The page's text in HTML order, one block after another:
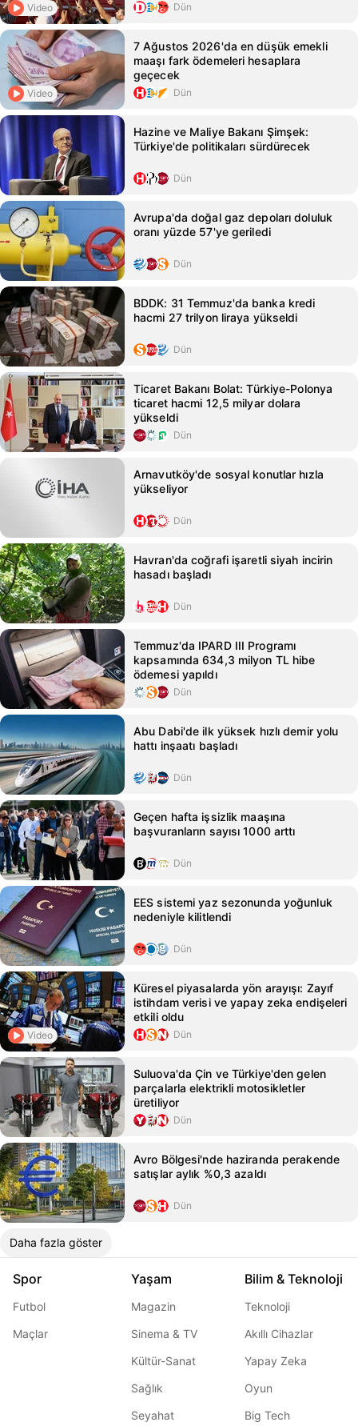
Video Dün
Video
7 Ağustos 2026'da en düşük emekli
maaşı fark ödemeleri hesaplara
geçecek
Dün
Hazine ve Maliye Bakanı Şimşek:
Türkiye'de politikaları sürdürecek
Dün
Avrupa'da doğal gaz depoları doluluk
oranı yüzde 57'ye geriledi
Dün
BDDK: 31 Temmuz'da banka kredi
hacmi 27 trilyon liraya yükseldi
Dün
Ticaret Bakanı Bolat: Türkiye-Polonya
ticaret hacmi 12,5 milyar dolara
yükseldi
Dün
Arnavutköy'de sosyal konutlar hızla
yükseliyor
Dün
Havran'da coğrafi işaretli siyah incirin
hasadı başladı
Dün
Temmuz'da IPARD III Programı
kapsamında 634,3 milyon TL hibe
ödemesi yapıldı
Dün
Abu Dabi'de ilk yüksek hızlı demir yolu
hattı inşaatı başladı
Dün
Geçen hafta işsizlik maaşına
başvuranların sayısı 1000 arttı
Dün
EES sistemi yaz sezonunda yoğunluk
nedeniyle kilitlendi
Dün
Video
Küresel piyasalarda yön arayışı: Zayıf
istihdam verisi ve yapay zeka endişeleri
etkili oldu
Dün
Suluova'da Çin ve Türkiye'den gelen
parçalarla elektrikli motosikletler
üretiliyor
Dün
Avro Bölgesi'nde haziranda perakende
satışlar aylık %0,3 azaldı
Dün
Daha fazla göster
Spor
Futbol
Maçlar
Yaşam
Magazin
Sinema & TV
Kültür-Sanat
Sağlık
Seyahat
Bilim & Teknoloji
Teknoloji
Akıllı Cihazlar
Yapay Zeka
Oyun
Big Tech